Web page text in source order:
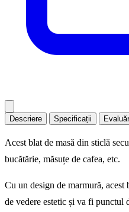
Descriere Specificații
Acest blat de masă din sticlă
bucătărie, măsuțe de cafea, etc.
Cu un design de marmură, acest
de vedere estetic și va fi punctul